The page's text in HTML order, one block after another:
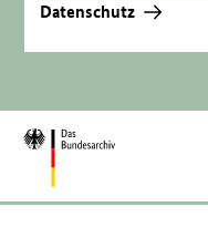
Datenschutz
Zur